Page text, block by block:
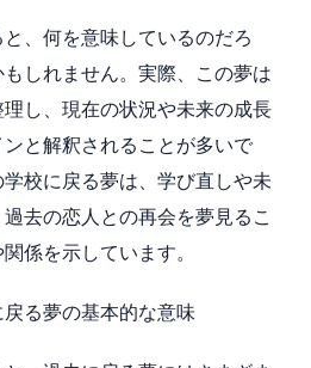
と、何を意味しているのだろ
しれません。実際、この夢は
し、現在の状況や未来の成長
と解釈されることが多いで
校に戻る夢は、学び直しや未
去の恋人との再会を夢見るこ
係を示しています。
る夢の基本的な意味